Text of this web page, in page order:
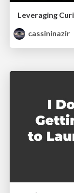
cassininazir